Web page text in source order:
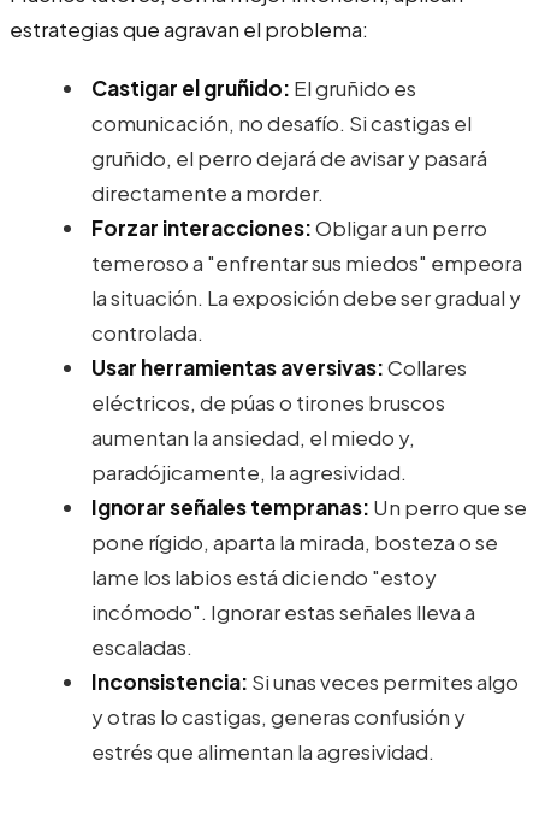
estrategias que agravan el problema:
Castigar el gruñido: El gruñido es
comunicación, no desafío. Si castigas el
gruñido, el perro dejará de avisar y pasará
directamente a morder.
Forzar interacciones:Obligar a un perro
temeroso a "enfrentar sus miedos" empeora
la situación. La exposición debe ser gradual y
controlada.
Usar herramientas aversivas:Collares
eléctricos, de púas o tirones bruscos
aumentan la ansiedad, el miedo y,
paradójicamente, la agresividad.
Ignorar señales tempranas: Un perro que se
pone rígido, aparta la mirada, bosteza o se
lame los labios está diciendo "estoy
incómodo". Ignorar estas señales lleva a
escaladas.
Inconsistencia: Si unas veces permites algo
y otras lo castigas, generas confusión y
estrés que alimentan la agresividad.